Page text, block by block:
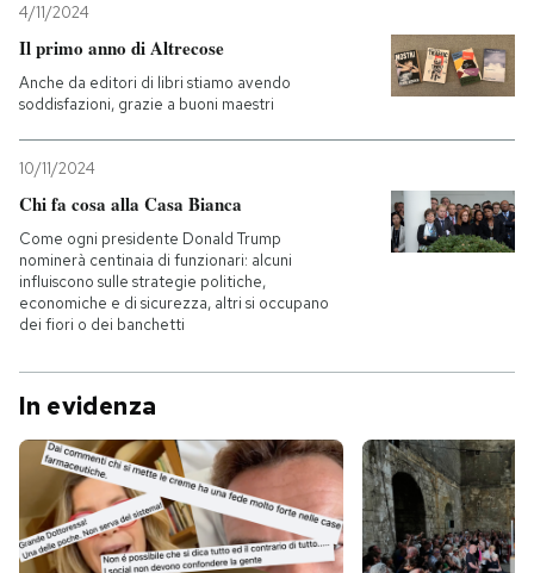
4/11/2024
Il primo anno di Altrecose
Anche da editori di libri stiamo avendo
soddisfazioni, grazie a buoni maestri
10/11/2024
Chi fa cosa alla Casa Bianca
Come ogni presidente Donald Trump
nominerà centinaia di funzionari: alcuni
influiscono sulle strategie politiche,
economiche e di sicurezza, altri si occupano
dei fiori o dei banchetti
In evidenza